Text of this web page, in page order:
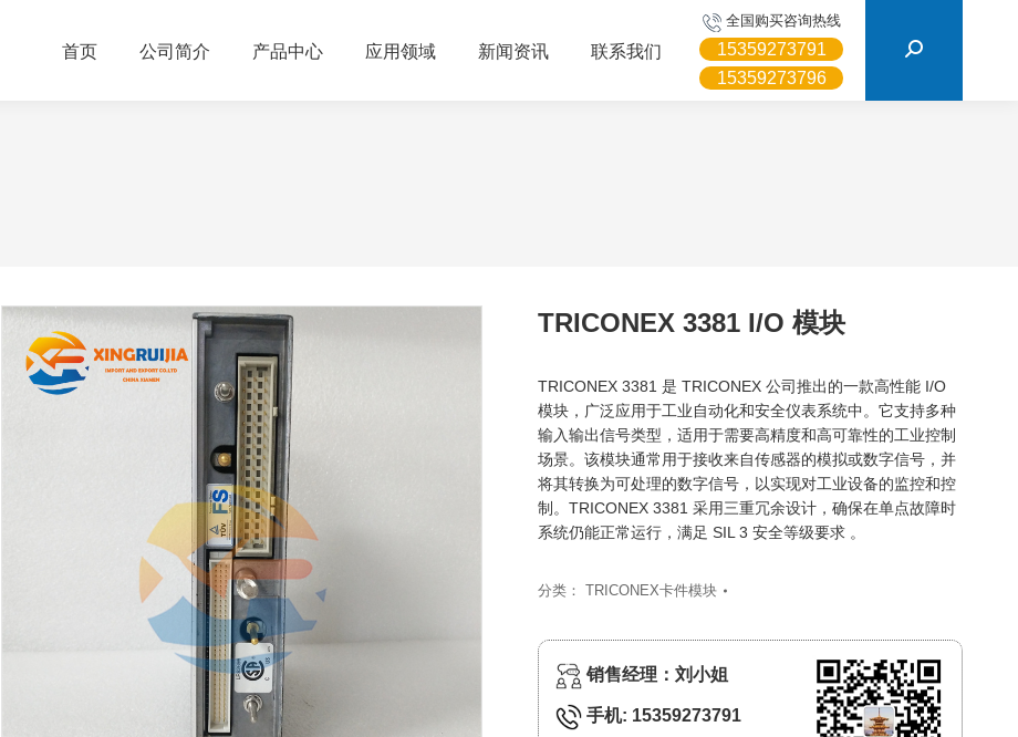
首页 公司简介 产品中心 应用领域 新闻资讯 联系我们
全国购买咨询热线
15359273791
15359273796
TRICONEX 3381 I/O 模块
TRICONEX 3381 是 TRICONEX 公司推出的一款高性能 I/O
模块，广泛应用于工业自动化和安全仪表系统中。它支持多种
输入输出信号类型，适用于需要高精度和高可靠性的工业控制
场景。该模块通常用于接收来自传感器的模拟或数字信号，并
将其转换为可处理的数字信号，以实现对工业设备的监控和控
制。TRICONEX 3381 采用三重冗余设计，确保在单点故障时
系统仍能正常运行，满足 SIL 3 安全等级要求 。
分类： TRICONEX卡件模块
销售经理：刘小姐
手机: 15359273791